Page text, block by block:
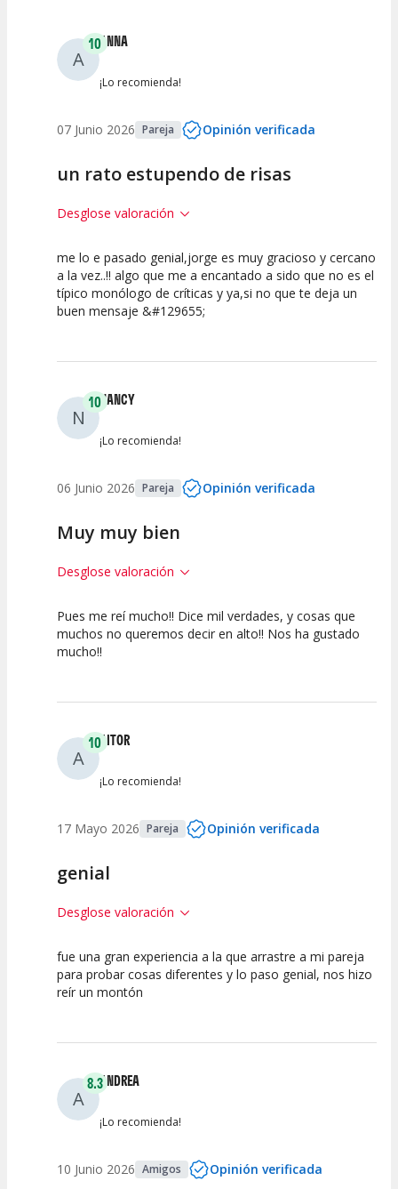
Entre 0 y 2
A
10ANNA
¡Lo recomienda!
07 Junio 2026 Pareja Opinión verificada
un rato estupendo de risas
Desglose valoración
10
Calidad del
Espectáculo
10
Puesta en
Escena
10
Interpretación
me lo e pasado genial,jorge es muy gracioso y cercano
a la vez..!! algo que me a encantado a sido que no es el
típico monólogo de críticas y ya,si no que te deja un
buen mensaje &#129655;
N
10NANCY
¡Lo recomienda!
06 Junio 2026 Pareja Opinión verificada
Muy muy bien
Desglose valoración
10
Calidad del
10 10
Pues me reí mucho!! Dice mil verdades, y cosas que
muchos no queremos decir en alto!! Nos ha gustado
mucho!!
A
10AITOR
¡Lo recomienda!
17 Mayo 2026 Pareja Opinión verificada
genial
Desglose valoración
10
Calidad del
10
Puesta en
10
fue una gran experiencia a la que arrastre a mi pareja
para probar cosas diferentes y lo paso genial, nos hizo
reír un montón
A
8.3ANDREA
¡Lo recomienda!
10 Junio 2026 Amigos Opinión verificada